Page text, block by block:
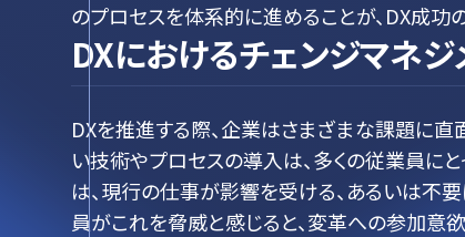
のプロセスを体系的に進めることが、DX成功
DXにおけるチェンジマネ
DXを推進する際、企業はさまざまな課題に直
い技術やプロセスの導入は、多くの従業員に
は、現行の仕事が影響を受ける、あるいは不
員がこれを脅威と感じると、変革への参加意